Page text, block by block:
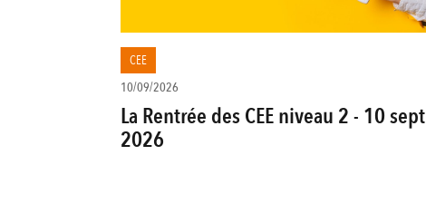
CEE
10/09/2026
La Rentrée des CEE niveau 2 - 10 sept
2026